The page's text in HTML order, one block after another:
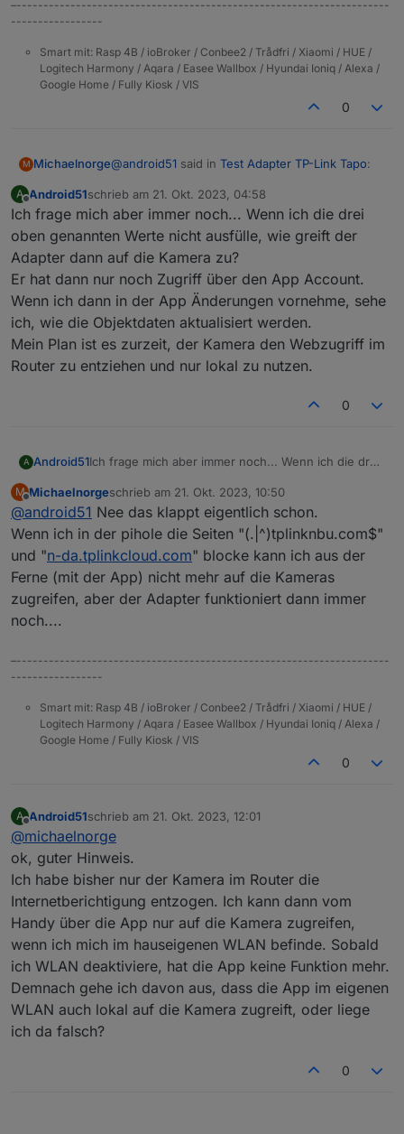
–---------------------------------------------------------------------
-----------------
Smart mit: Rasp 4B / ioBroker / Conbee2 / Trådfri / Xiaomi / HUE /
Logitech Harmony / Aqara / Easee Wallbox / Hyundai Ioniq / Alexa /
Google Home / Fully Kiosk / VIS
0
M Michaelnorge@android51 said in Test Adapter TP-Link Tapo:
Ich hatte mir nur vorgestellt, dass ich die
Kamera anschließend rein lokal verwenden
Ich hatte ebenfalls Bedenken (nicht seitens des
Adapters aber seitens TAPOs).
Hab ne Kamera im Wohnzimmer bei der ich
bisher immer die Funktion
"tapo.remote.setLensMaskConfig" aktiviert
habe, wenn jemand zu Hause war.
Jetzt hab ich direkt ne Schaltsteckdose dran, die
physisch die Kamera vom Strom trennt - sicher
A
Offline
Android51schrieb am 21. Okt. 2023, 04:58
zuletzt editiert von
Ich frage mich aber immer noch... Wenn ich die drei
oben genannten Werte nicht ausfülle, wie greift der
Adapter dann auf die Kamera zu?
Er hat dann nur noch Zugriff über den App Account.
Wenn ich dann in der App Änderungen vornehme, sehe
ich, wie die Objektdaten aktualisiert werden.
Mein Plan ist es zurzeit, der Kamera den Webzugriff im
Router zu entziehen und nur lokal zu nutzen.
0
A Android51Ich frage mich aber immer noch... Wenn ich die drei
Adapter dann auf die Kamera zu?
Er hat dann nur noch Zugriff über den App Account.
Wenn ich dann in der App Änderungen vornehme,
sehe ich, wie die Objektdaten aktualisiert werden.
Mein Plan ist es zurzeit, der Kamera den Webzugriff
im Router zu entziehen und nur lokal zu nutzen.
M
Offline
Michaelnorgeschrieb am 21. Okt. 2023, 10:50
zuletzt editiert von
@android51 Nee das klappt eigentlich schon.
Wenn ich in der pihole die Seiten "(.|^)tplinknbu.com$"
und "n-da.tplinkcloud.com" blocke kann ich aus der
Ferne (mit der App) nicht mehr auf die Kameras
zugreifen, aber der Adapter funktioniert dann immer
noch....
–---------------------------------------------------------------------
-----------------
Smart mit: Rasp 4B / ioBroker / Conbee2 / Trådfri / Xiaomi / HUE /
Logitech Harmony / Aqara / Easee Wallbox / Hyundai Ioniq / Alexa /
Google Home / Fully Kiosk / VIS
0
A
Offline
Android51schrieb am 21. Okt. 2023, 12:01
zuletzt editiert von
@michaelnorge
ok, guter Hinweis.
Ich habe bisher nur der Kamera im Router die
Internetberichtigung entzogen. Ich kann dann vom
Handy über die App nur auf die Kamera zugreifen,
wenn ich mich im hauseigenen WLAN befinde. Sobald
ich WLAN deaktiviere, hat die App keine Funktion mehr.
Demnach gehe ich davon aus, dass die App im eigenen
WLAN auch lokal auf die Kamera zugreift, oder liege
ich da falsch?
0